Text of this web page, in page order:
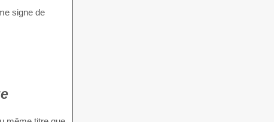
signe de